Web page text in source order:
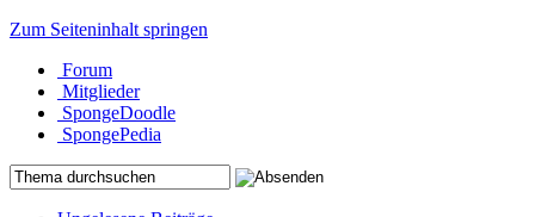
Zum Seiteninhalt springen
Forum
Mitglieder
SpongeDoodle
SpongePedia